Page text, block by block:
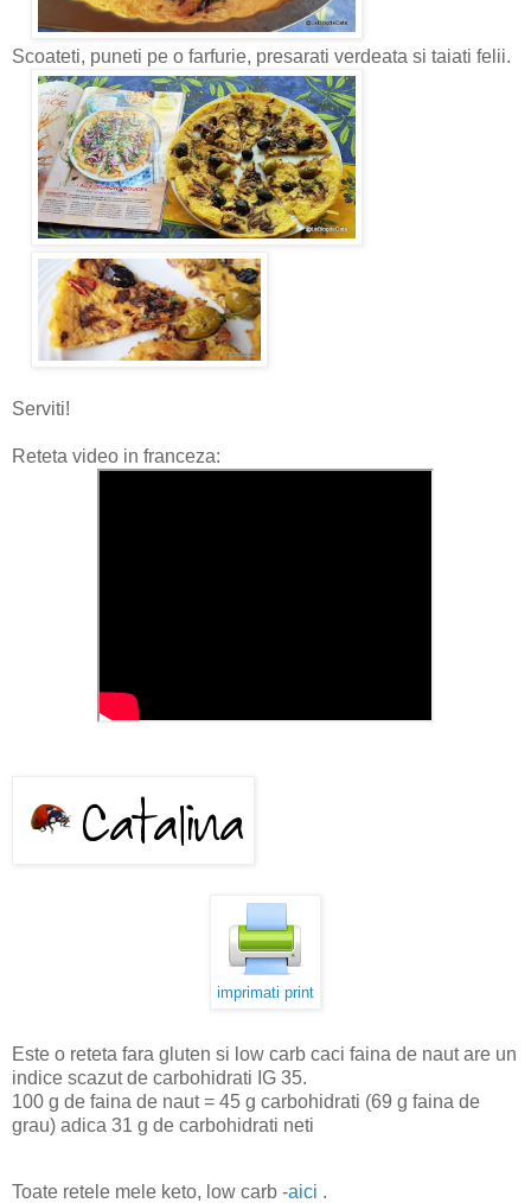
Scoateti, puneti pe o farfurie, presarati verdeata si taiati felii.
Serviti!
Reteta video in franceza:
imprimati print
Este o reteta fara gluten si low carb caci faina de naut are un
indice scazut de carbohidrati IG 35.
100 g de faina de naut = 45 g carbohidrati (69 g faina de
grau) adica 31 g de carbohidrati neti
Toate retele mele keto, low carb -aici .